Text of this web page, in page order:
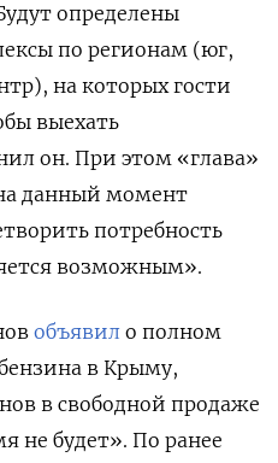
определены
по регионам (юг,
на которых гости
выехать
он. При этом «глава»
данный момент
потребность
возможным».
объявил о полном
в Крыму,
в свободной продаже
не будет». По ранее